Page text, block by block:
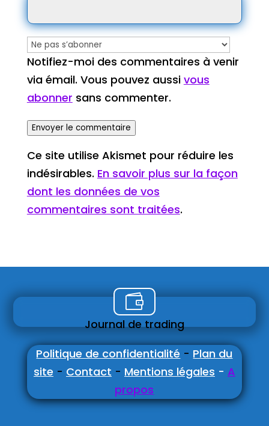
Notifiez-moi des commentaires à venir
via émail. Vous pouvez aussi vous
abonner sans commenter.
Envoyer le commentaire
Ce site utilise Akismet pour réduire les
indésirables. En savoir plus sur la façon
dont les données de vos
commentaires sont traitées.

Journal de trading
Politique de confidentialité - Plan du
site - Contact - Mentions légales - A
propos